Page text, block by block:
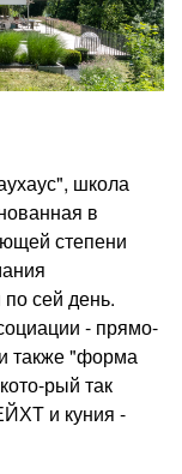
школа
в
степени
сей день.
- прямо-
также "форма
рый так
и куния -